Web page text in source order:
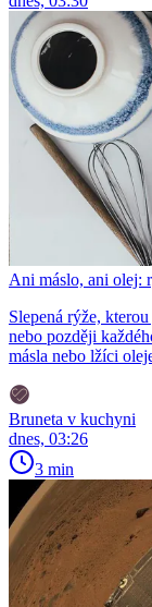
Ani máslo, ani olej:
Slepená rýže,
nebo později
másla nebo lžíci
Bruneta v kuchyni
dnes, 03:26
3 min